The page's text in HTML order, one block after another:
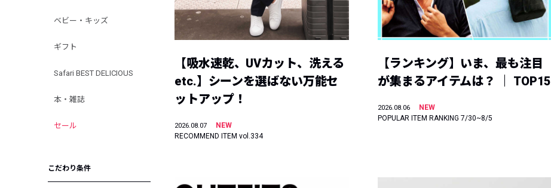
ベビー・キッズ
ギフト
Safari BEST DELICIOUS
本・雑誌
セール
こだわり条件
【吸水速乾、UVカット、洗える
etc.】シーンを選ばない万能セ
ットアップ！
2026.08.07
NEW
RECOMMEND ITEM vol.334
【ランキング】いま、最も注目
が集まるアイテムは？ ｜ TOP15
2026.08.06
NEW
POPULAR ITEM RANKING 7/30~8/5